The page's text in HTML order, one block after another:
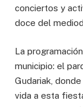
conciertos y
doce del
La
municipio: el
Gudariak,
vida a esta